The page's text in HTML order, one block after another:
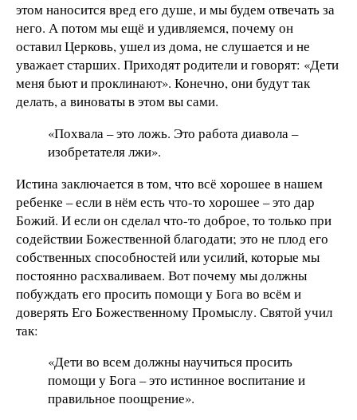
этом наносится вред его душе, и мы будем отвечать за
него. А потом мы ещё и удивляемся, почему он
оставил Церковь, ушел из дома, не слушается и не
уважает старших. Приходят родители и говорят: «Дети
меня бьют и проклинают». Конечно, они будут так
делать, а виноваты в этом вы сами.
«Похвала – это ложь. Это работа диавола –
изобретателя лжи».
Истина заключается в том, что всё хорошее в нашем
ребенке – если в нём есть что-то хорошее – это дар
Божий. И если он сделал что-то доброе, то только при
содействии Божественной благодати; это не плод его
собственных способностей или усилий, которые мы
постоянно расхваливаем. Вот почему мы должны
побуждать его просить помощи у Бога во всём и
доверять Его Божественному Промыслу. Святой учил
так:
«Дети во всем должны научиться просить
помощи у Бога – это истинное воспитание и
правильное поощрение».